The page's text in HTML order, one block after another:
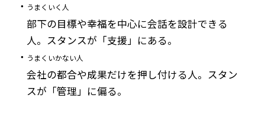
うまくいく人
部下の目標や幸福を中心に会話を設計できる
人。スタンスが「支援」にある。
うまくいかない人
会社の都合や成果だけを押し付ける人。スタン
スが「管理」に偏る。